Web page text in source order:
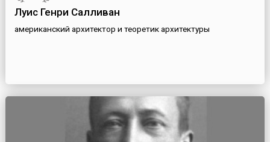
Луис Генри Салливан
американский архитектор и теоретик архитектуры